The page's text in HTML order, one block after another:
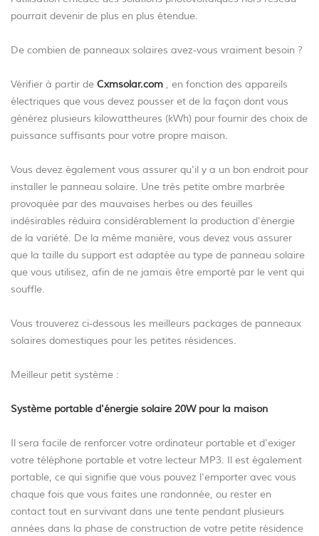
pourrait devenir de plus en plus étendue.
De combien de panneaux solaires avez-vous vraiment besoin ?
Vérifier à partir de Cxmsolar.com , en fonction des appareils
électriques que vous devez pousser et de la façon dont vous
générez plusieurs kilowattheures (kWh) pour fournir des choix de
puissance suffisants pour votre propre maison.
Vous devez également vous assurer qu'il y a un bon endroit pour
installer le panneau solaire. Une très petite ombre marbrée
provoquée par des mauvaises herbes ou des feuilles
indésirables réduira considérablement la production d'énergie
de la variété. De la même manière, vous devez vous assurer
que la taille du support est adaptée au type de panneau solaire
que vous utilisez, afin de ne jamais être emporté par le vent qui
souffle.
Vous trouverez ci-dessous les meilleurs packages de panneaux
solaires domestiques pour les petites résidences.
Meilleur petit système :
Système portable d'énergie solaire 20W pour la maison
Il sera facile de renforcer votre ordinateur portable et d'exiger
votre téléphone portable et votre lecteur MP3. Il est également
portable, ce qui signifie que vous pouvez l'emporter avec vous
chaque fois que vous faites une randonnée, ou rester en
contact tout en survivant dans une tente pendant plusieurs
années dans la phase de construction de votre petite résidence